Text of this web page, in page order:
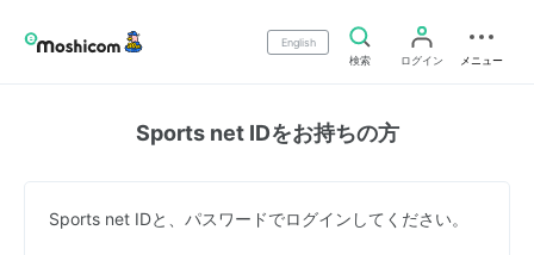
English
検索
ログイン メニュー
Sports net IDをお持ちの方
Sports net IDと、パスワードでログインしてください。